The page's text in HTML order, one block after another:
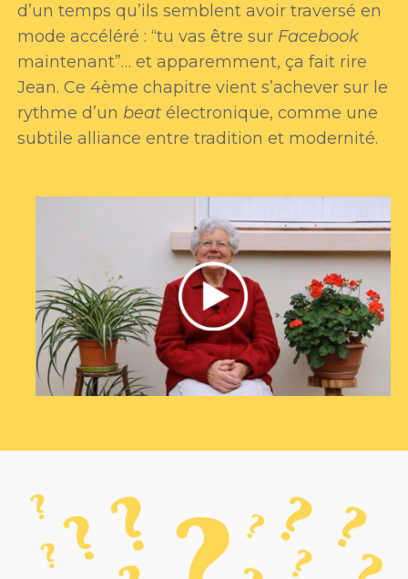
d’un temps qu’ils semblent avoir traversé en
mode accéléré : “tu vas être sur Facebook
maintenant”… et apparemment, ça fait rire
Jean. Ce 4ème chapitre vient s’achever sur le
rythme d’un beatélectronique, comme une
subtile alliance entre tradition et modernité.